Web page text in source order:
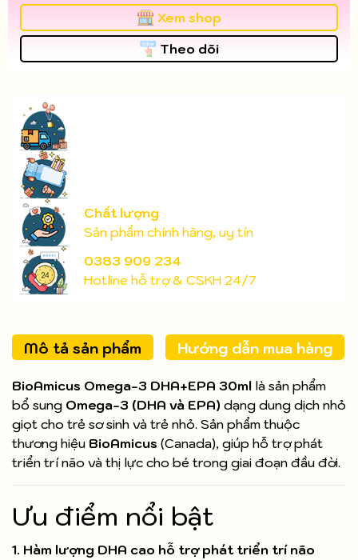
Xem shop
Theo dõi
Chất lượng
Sản phẩm chính hãng, uy tín
0383 909 234
Hotline hỗ trợ & CSKH 24/7
Mô tả sản phẩm Hướng dẫn mua hàng
BioAmicus Omega‑3 DHA+EPA 30ml là sản phẩm
bổ sung Omega-3 (DHA và EPA) dạng dung dịch nhỏ
giọt cho trẻ sơ sinh và trẻ nhỏ. Sản phẩm thuộc
thương hiệu BioAmicus (Canada), giúp hỗ trợ phát
triển trí não và thị lực cho bé trong giai đoạn đầu đời.
Ưu điểm nổi bật
1. Hàm lượng DHA cao hỗ trợ phát triển trí não